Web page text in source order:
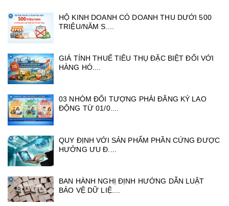
HỘ KINH DOANH CÓ DOANH THU DƯỚI 500
TRIỆU/NĂM S....
GIÁ TÍNH THUẾ TIÊU THỤ ĐẶC BIỆT ĐỐI VỚI
HÀNG HÓ....
03 NHÓM ĐỐI TƯỢNG PHẢI ĐĂNG KÝ LAO
ĐỘNG TỪ 01/0....
QUY ĐỊNH VỚI SẢN PHẨM PHẦN CỨNG ĐƯỢC
HƯỞNG ƯU Đ....
BAN HÀNH NGHỊ ĐỊNH HƯỚNG DẪN LUẬT
BẢO VỆ DỮ LIỆ....